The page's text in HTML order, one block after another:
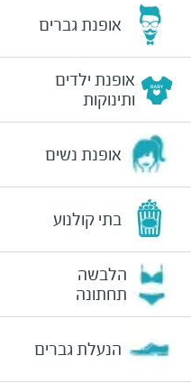
אופנת גברים
אופנת ילדים
ותינוקות
אופנת נשים
בתי קולנוע
הלבשה
תחתונה
הנעלת גברים